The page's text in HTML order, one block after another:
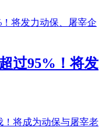
过95%！将发